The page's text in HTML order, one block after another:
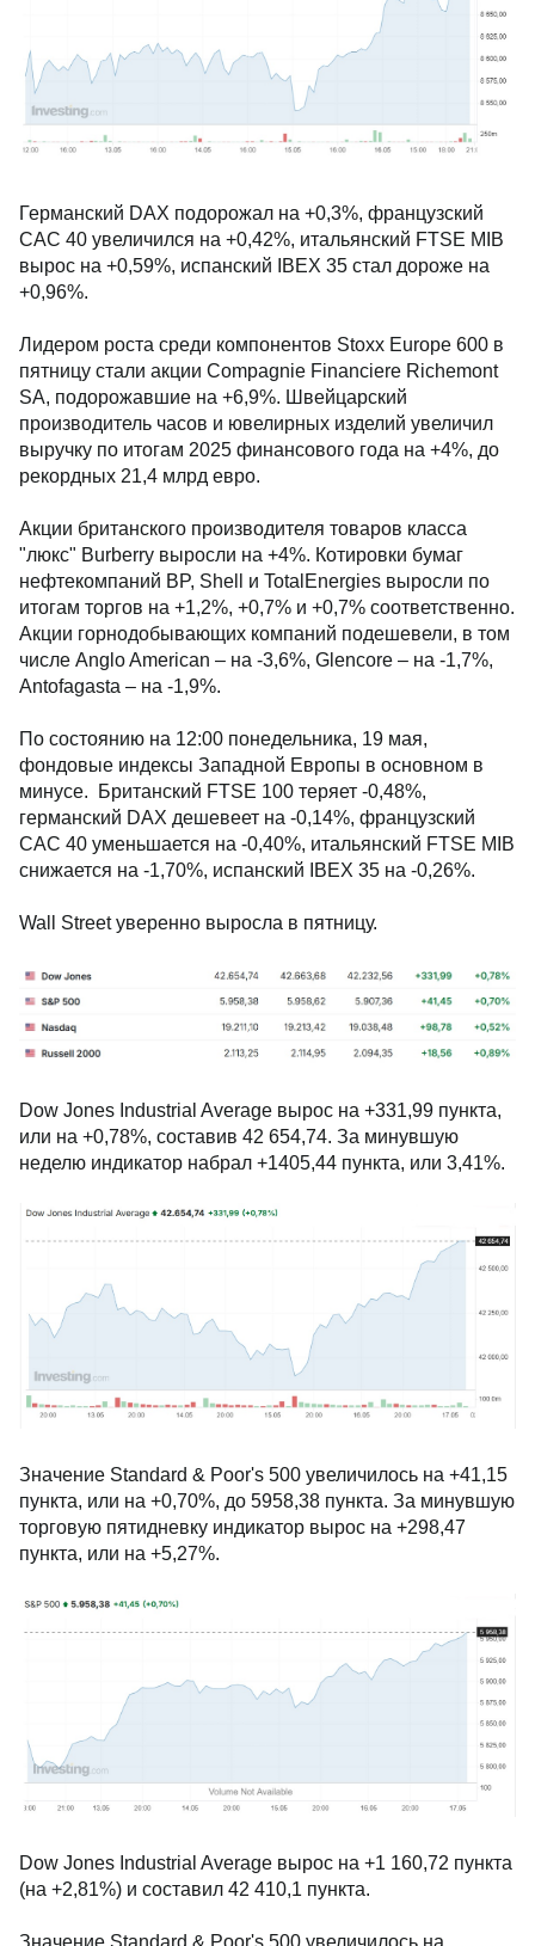
Германский DAX подорожал на +0,3%, французский
CAC 40 увеличился на +0,42%, итальянский FTSE MIB
вырос на +0,59%, испанский IBEX 35 стал дороже на
+0,96%.
Лидером роста среди компонентов Stoxx Europe 600 в
пятницу стали акции Compagnie Financiere Richemont
SA, подорожавшие на +6,9%. Швейцарский
производитель часов и ювелирных изделий увеличил
выручку по итогам 2025 финансового года на +4%, до
рекордных 21,4 млрд евро.
Акции британского производителя товаров класса
"люкс" Burberry выросли на +4%. Котировки бумаг
нефтекомпаний BP, Shell и TotalEnergies выросли по
итогам торгов на +1,2%, +0,7% и +0,7% соответственно.
Акции горнодобывающих компаний подешевели, в том
числе Anglo American – на -3,6%, Glencore – на -1,7%,
Antofagasta – на -1,9%.
По состоянию на 12:00 понедельника, 19 мая,
фондовые индексы Западной Европы в основном в
минусе. Британский FTSE 100 теряет -0,48%,
германский DAX дешевеет на -0,14%, французский
CAC 40 уменьшается на -0,40%, итальянский FTSE MIB
снижается на -1,70%, испанский IBEX 35 на -0,26%.
Wall Street уверенно выросла в пятницу.
Dow Jones Industrial Average вырос на +331,99 пункта,
или на +0,78%, составив 42 654,74. За минувшую
неделю индикатор набрал +1405,44 пункта, или 3,41%.
Значение Standard & Poor's 500 увеличилось на +41,15
пункта, или на +0,70%, до 5958,38 пункта. За минувшую
торговую пятидневку индикатор вырос на +298,47
пункта, или на +5,27%.
Dow Jones Industrial Average вырос на +1 160,72 пункта
(на +2,81%) и составил 42 410,1 пункта.
Значение Standard & Poor's 500 увеличилось на